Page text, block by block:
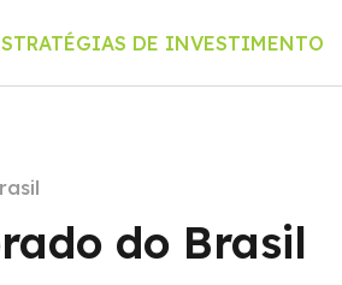
DE INVESTIMENTO
do Brasil